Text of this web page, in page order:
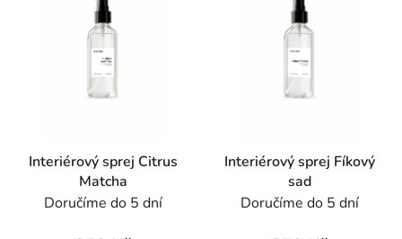
Interiérový sprej Citrus
Matcha
Doručíme do 5 dní
Interiérový sprej Fíkový
sad
Doručíme do 5 dní